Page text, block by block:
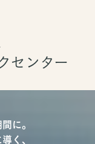
センター
に。
く、